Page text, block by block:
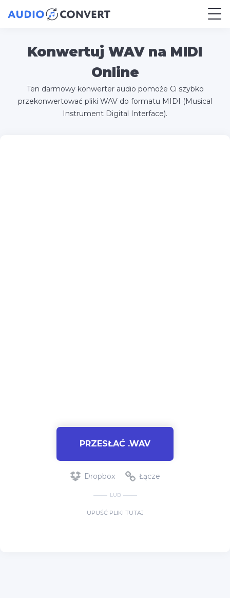
Konwertuj WAV na MIDI
Online
Ten darmowy konwerter audio pomoże Ci szybko
przekonwertować pliki WAV do formatu MIDI (Musical
Instrument Digital Interface).
PRZESŁAĆ .WAV
Dropbox Łącze
LUB
UPUŚĆ PLIKI TUTAJ